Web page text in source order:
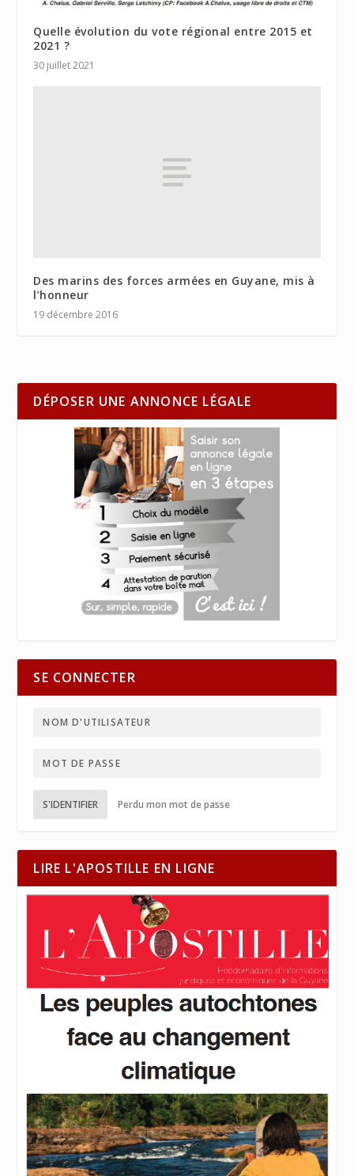
Quelle évolution du vote régional entre 2015 et
2021 ?
30 juillet 2021
Des marins des forces armées en Guyane, mis à
l’honneur
19 décembre 2016
DÉPOSER UNE ANNONCE LÉGALE
SE CONNECTER
S'IDENTIFIER Perdu mon mot de passe
LIRE L'APOSTILLE EN LIGNE